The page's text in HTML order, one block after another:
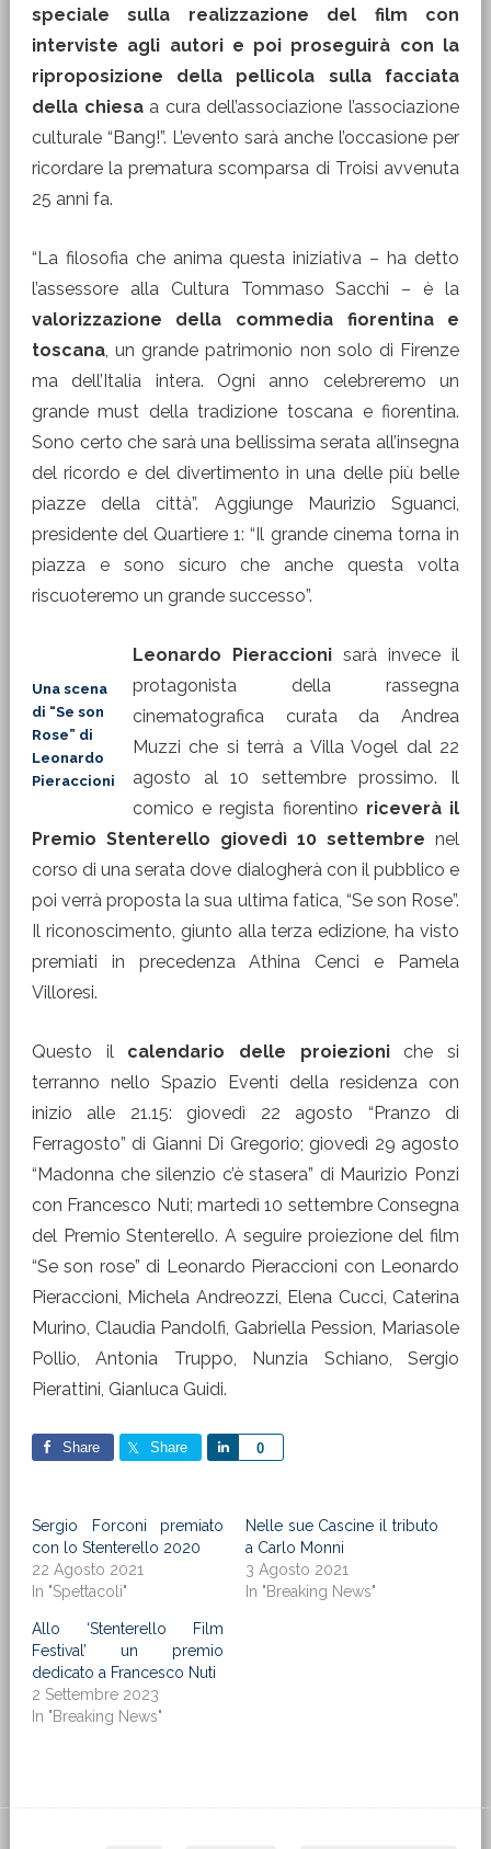
speciale sulla realizzazione del film con
interviste agli autori e poi proseguirà con la
riproposizione della pellicola sulla facciata
della chiesaa cura dell’associazione l’associazione
culturale “Bang!”. L’evento sarà anche l’occasione per
ricordare la prematura scomparsa di Troisi avvenuta
25 anni fa.
“La filosofia che anima questa iniziativa – ha detto
l’assessore alla Cultura Tommaso Sacchi – è la
valorizzazione della commedia fiorentina e
toscana, un grande patrimonio non solo di Firenze
ma dell’Italia intera. Ogni anno celebreremo un
grande must della tradizione toscana e fiorentina.
Sono certo che sarà una bellissima serata all’insegna
del ricordo e del divertimento in una delle più belle
piazze della città”. Aggiunge Maurizio Sguanci,
presidente del Quartiere 1: “Il grande cinema torna in
piazza e sono sicuro che anche questa volta
riscuoteremo un grande successo”.
Una scena
di “Se son
Rose” di
Leonardo
Pieraccioni
Leonardo Pieraccionisarà invece il
protagonista della rassegna
cinematografica curata da Andrea
Muzzi che si terrà a Villa Vogel dal 22
agosto al 10 settembre prossimo. Il
comico e regista fiorentino riceverà il
Premio Stenterello giovedì 10 settembre nel
corso di una serata dove dialogherà con il pubblico e
poi verrà proposta la sua ultima fatica, “Se son Rose”.
Il riconoscimento, giunto alla terza edizione, ha visto
premiati in precedenza Athina Cenci e Pamela
Villoresi.
Questo il calendario delle proiezioniche si
terranno nello Spazio Eventi della residenza con
inizio alle 21.15: giovedì 22 agosto “Pranzo di
Ferragosto” di Gianni Di Gregorio; giovedì 29 agosto
“Madonna che silenzio c’è stasera” di Maurizio Ponzi
con Francesco Nuti; martedì 10 settembre Consegna
del Premio Stenterello. A seguire proiezione del film
“Se son rose” di Leonardo Pieraccioni con Leonardo
Pieraccioni, Michela Andreozzi, Elena Cucci, Caterina
Murino, Claudia Pandolfi, Gabriella Pession, Mariasole
Pollio, Antonia Truppo, Nunzia Schiano, Sergio
Pierattini, Gianluca Guidi.
Share Share 0
Share
Sergio Forconi premiato
con lo Stenterello 2020
22 Agosto 2021
In "Spettacoli"
Nelle sue Cascine il tributo
a Carlo Monni
3 Agosto 2021
In "Breaking News"
Allo ‘Stenterello Film
Festival’ un premio
dedicato a Francesco Nuti
2 Settembre 2023
In "Breaking News"